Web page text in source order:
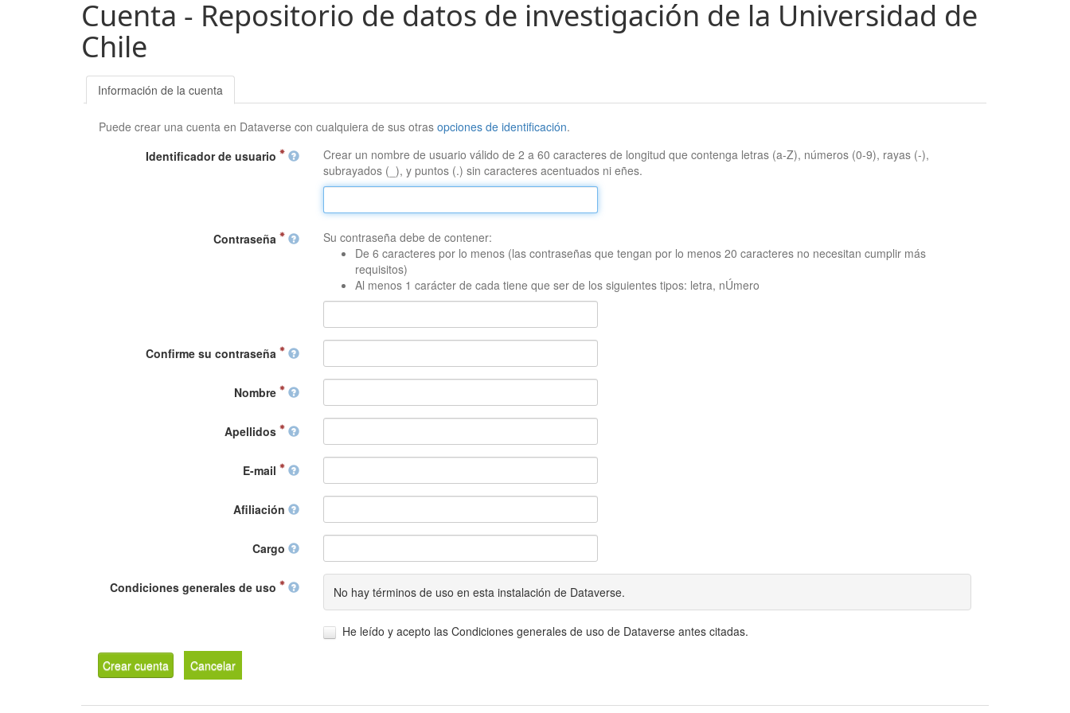
Cuenta - Repositorio de datos de investigación de la Universidad de
Chile
Información de la cuenta
Puede crear una cuenta en Dataverse con cualquiera de sus otrasopciones de identificación.
Identificador de usuario
Crear un nombre de usuario válido de 2 a 60 caracteres de longitud que contenga letras (a-Z), números (0-9), rayas (-),
subrayados (_), y puntos (.) sin caracteres acentuados ni eñes.
Contraseña
Su contraseña debe de contener:
De 6 caracteres por lo menos (las contraseñas que tengan por lo menos 20 caracteres no necesitan cumplir más
requisitos)
Al menos 1 carácter de cada tiene que ser de los siguientes tipos: letra, nÚmero
Confirme su contraseña
Nombre
Apellidos
E-mail
Afiliación
Cargo
Condiciones generales de uso No hay términos de uso en esta instalación de Dataverse.
He leído y acepto las Condiciones generales de uso de Dataverse antes citadas.
Crear cuenta Cancelar